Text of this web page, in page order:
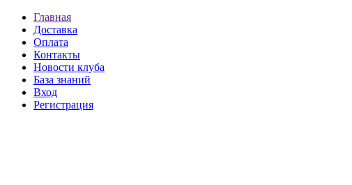
Главная
Доставка
Оплата
Контакты
Новости клуба
База знаний
Вход
Регистрация